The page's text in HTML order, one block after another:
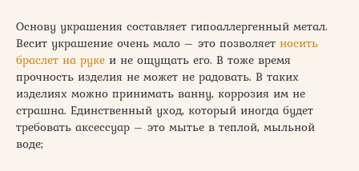
Основу украшения составляет гипоаллергенный метал.
Весит украшение очень мало – это позволяет носить
браслет на руке и не ощущать его. В тоже время
прочность изделия не может не радовать. В таких
изделиях можно принимать ванну, коррозия им не
страшна. Единственный уход, который иногда будет
требовать аксессуар – это мытье в теплой, мыльной
воде;